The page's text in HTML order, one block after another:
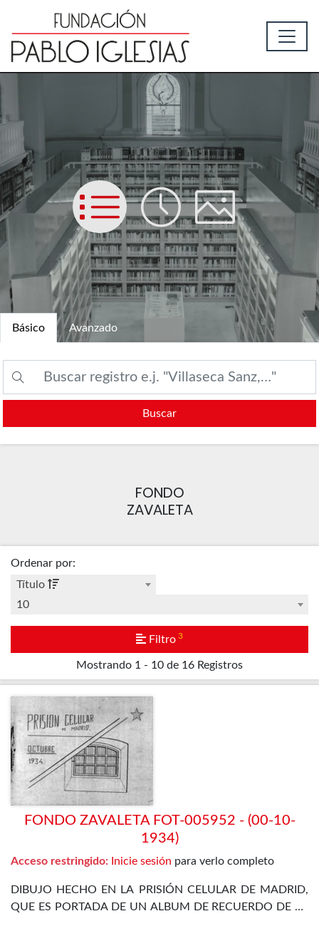
List Time Picture
Básico Avanzado
Buscar
FONDO
ZAVALETA
Mostrando 1 - 10 de 16 Registros
Ordenar por:
Título
10
Filtro 3
FONDO ZAVALETA FOT-005952 - (00-10-
1934)
Acceso restringido: Inicie sesión para verlo completo
DIBUJO HECHO EN LA PRISIÓN CELULAR DE MADRID,
QUE ES PORTADA DE UN ALBUM DE RECUERDO DE LA